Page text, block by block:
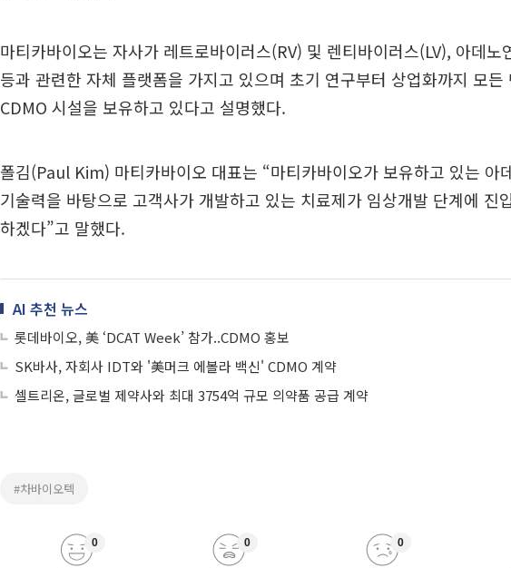
마티카바이오는 자사가 레트로바이러스(RV) 및 렌티바이러스(LV), 아데노
등과 관련한 자체 플랫폼을 가지고 있으며 초기 연구부터 상업화까지 모든
CDMO 시설을 보유하고 있다고 설명했다.
폴김(Paul Kim) 마티카바이오 대표는 “마티카바이오가 보유하고 있는 아
기술력을 바탕으로 고객사가 개발하고 있는 치료제가 임상개발 단계에 진
하겠다”고 말했다.
AI 추천 뉴스
롯데바이오, 美 ‘DCAT Week’ 참가..CDMO 홍보
SK바사, 자회사 IDT와 '美머크 에볼라 백신' CDMO 계약
셀트리온, 글로벌 제약사와 최대 3754억 규모 의약품 공급 계약
#차바이오텍
0 0 0